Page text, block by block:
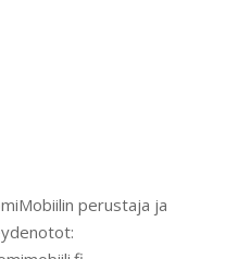
perustaja ja